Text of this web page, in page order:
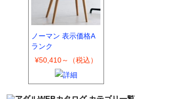
ノーマン 表示価格A
ランク
¥50,410～（税込）